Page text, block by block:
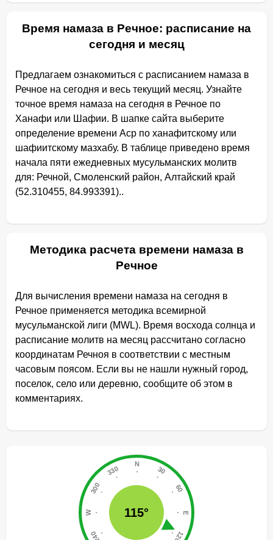
Время намаза в Речное: расписание на
сегодня и месяц
Предлагаем ознакомиться с расписанием намаза в
Речное на сегодня и весь текущий месяц. Узнайте
точное время намаза на сегодня в Речное по
Ханафи или Шафии. В шапке сайта выберите
определение времени Аср по ханафитскому или
шафиитскому мазхабу. В таблице приведено время
начала пяти ежедневных мусульманских молитв
для: Речной, Смоленский район, Алтайский край
(52.310455, 84.993391)..
Методика расчета времени намаза в
Речное
Для вычисления времени намаза на сегодня в
Речное применяется методика всемирной
мусульманской лиги (MWL). Время восхода солнца и
расписание молитв на месяц рассчитано согласно
координатам Речноя в соответствии с местным
часовым поясом. Если вы не нашли нужный город,
поселок, село или деревню, сообщите об этом в
комментариях.
115°